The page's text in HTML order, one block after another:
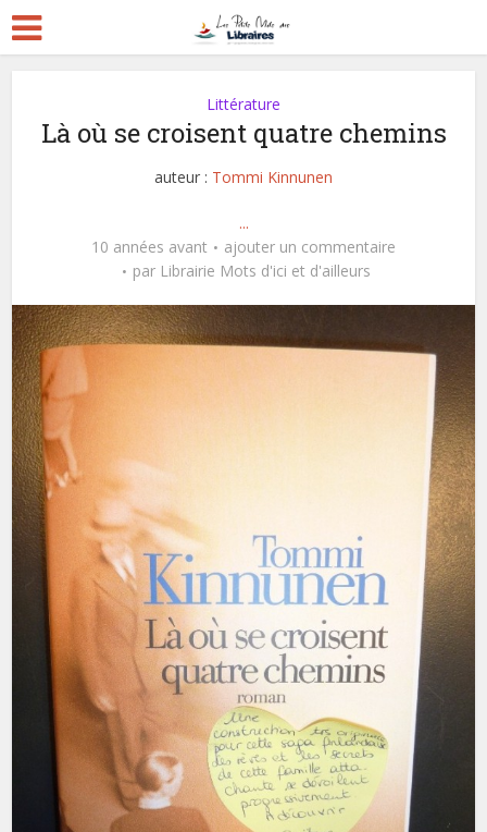
Littérature
Là où se croisent quatre chemins
auteur : Tommi Kinnunen
...
10 années avant
ajouter un commentaire
par Librairie Mots d'ici et d'ailleurs